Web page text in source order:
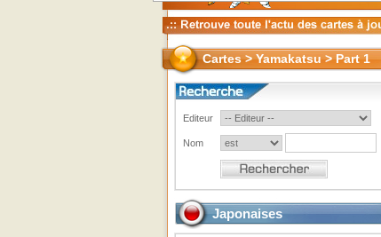
Cartes > Yamakatsu > Part 1
Editeur
Nom
Japonaises